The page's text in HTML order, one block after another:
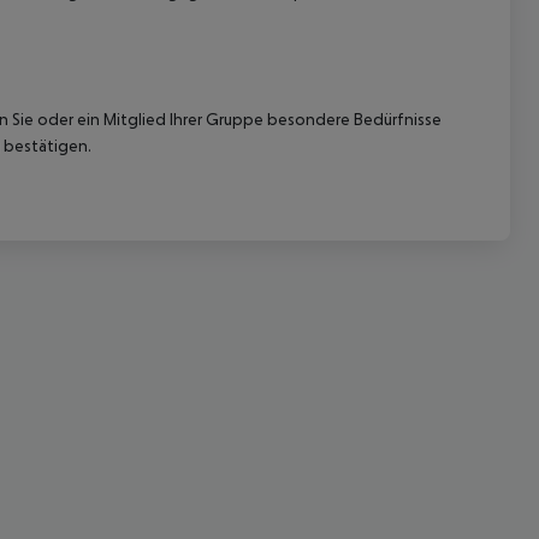
oder ein Mitglied Ihrer Gruppe besondere Bedürfnisse
bestätigen.